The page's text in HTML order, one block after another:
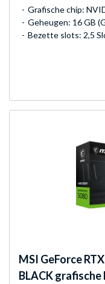
Grafische chip:
Geheugen: 16 GB
Bezette slots: 2,5
MSI GeForce
BLACK